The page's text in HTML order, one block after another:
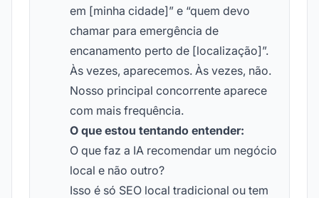
em [minha cidade]” e “quem devo
chamar para emergência de
encanamento perto de [localização]”.
Às vezes, aparecemos. Às vezes, não.
Nosso principal concorrente aparece
com mais frequência.
O que estou tentando entender:
O que faz a IA recomendar um negócio
local e não outro?
Isso é só SEO local tradicional ou tem